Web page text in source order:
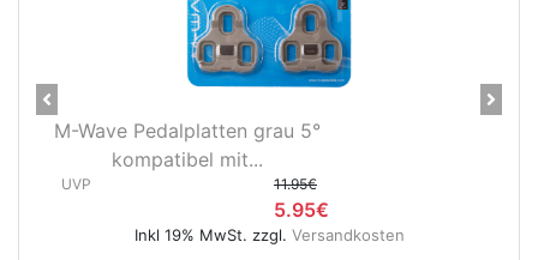
Novatec X-Light Disc
Hinterradnabe Boost CL
(12x148...
49.95€
Previous Next